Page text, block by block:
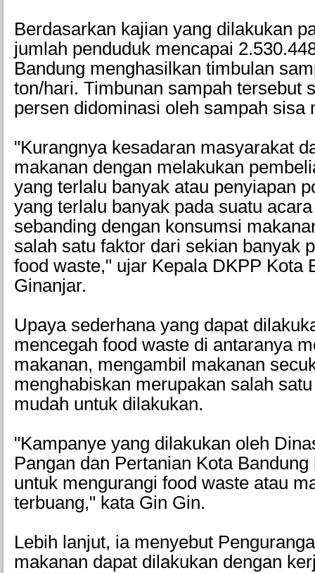
Berdasarkan kajian yang dilakukan
jumlah penduduk mencapai
Bandung menghasilkan timbulan
ton/hari. Timbunan sampah tersebut
persen didominasi oleh sampah sisa
"Kurangnya kesadaran masyarakat
makanan dengan melakukan
yang terlalu banyak atau penyiapan
yang terlalu banyak pada suatu
sebanding dengan konsumsi
salah satu faktor dari sekian banyak
food waste," ujar Kepala DKPP Kota
Ginanjar.
Upaya sederhana yang dapat
mencegah food waste di antaranya
makanan, mengambil makanan
menghabiskan merupakan salah
mudah untuk dilakukan.
"Kampanye yang dilakukan oleh
Pangan dan Pertanian Kota
untuk mengurangi food waste atau
terbuang," kata Gin Gin.
Lebih lanjut, ia menyebut
makanan dapat dilakukan dengan